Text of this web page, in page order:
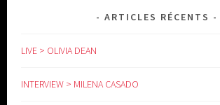
ARTICLES RÉCENTS
LIVE > OLIVIA DEAN
INTERVIEW > MILENA CASADO